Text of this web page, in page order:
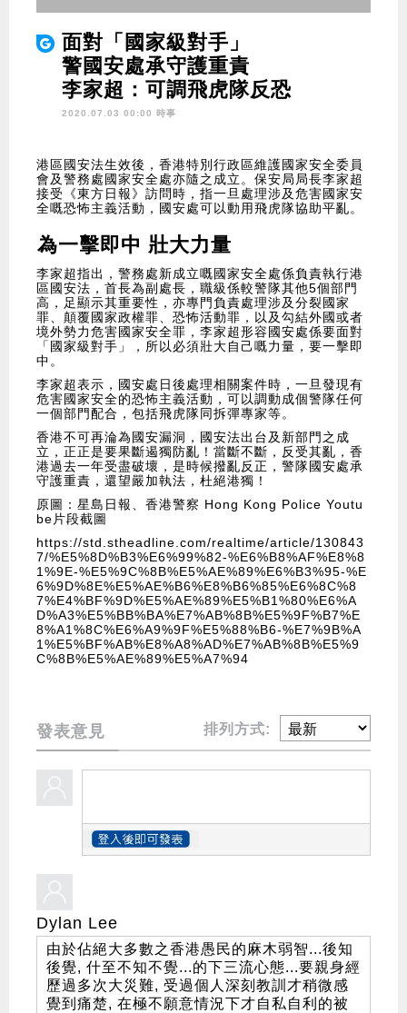
面對「國家級對手」
警國安處承守護重責
李家超：可調飛虎隊反恐
2020.07.03 00:00 時事
港區國安法生效後，香港特別行政區維護國家安全委員
會及警務處國家安全處亦隨之成立。保安局局長李家超
接受《東方日報》訪問時，指一旦處理涉及危害國家安
全嘅恐怖主義活動，國安處可以動用飛虎隊協助平亂。
為一擊即中 壯大力量
李家超指出，警務處新成立嘅國家安全處係負責執行港
區國安法，首長為副處長，職級係較警隊其他5個部門
高，足顯示其重要性，亦專門負責處理涉及分裂國家
罪、顛覆國家政權罪、恐怖活動罪，以及勾結外國或者
境外勢力危害國家安全罪，李家超形容國安處係要面對
「國家級對手」，所以必須壯大自己嘅力量，要一擊即
中。
李家超表示，國安處日後處理相關案件時，一旦發現有
危害國家安全的恐怖主義活動，可以調動成個警隊任何
一個部門配合，包括飛虎隊同拆彈專家等。
香港不可再淪為國安漏洞，國安法出台及新部門之成
立，正正是要果斷遏獨防亂！當斷不斷，反受其亂，香
港過去一年受盡破壞，是時候撥亂反正，警隊國安處承
守護重責，還望嚴加執法，杜絕港獨！
原圖：星島日報、香港警察 Hong Kong Police Youtu
be片段截圖
https://std.stheadline.com/realtime/article/130843
7/%E5%8D%B3%E6%99%82-%E6%B8%AF%E8%8
1%9E-%E5%9C%8B%E5%AE%89%E6%B3%95-%E
6%9D%8E%E5%AE%B6%E8%B6%85%E6%8C%8
7%E4%BF%9D%E5%AE%89%E5%B1%80%E6%A
D%A3%E5%BB%BA%E7%AB%8B%E5%9F%B7%E
8%A1%8C%E6%A9%9F%E5%88%B6-%E7%9B%A
1%E5%BF%AB%E8%A8%AD%E7%AB%8B%E5%9
C%8B%E5%AE%89%E5%A7%94
發表意見 排列方式:
Dylan Lee
由於佔絕大多數之香港愚民的麻木弱智...後知
後覺, 什至不知不覺...的下三流心態...要親身經
歷過多次大災難, 受過個人深刻教訓才稍微感
覺到痛楚, 在極不願意情況下才自私自利的被